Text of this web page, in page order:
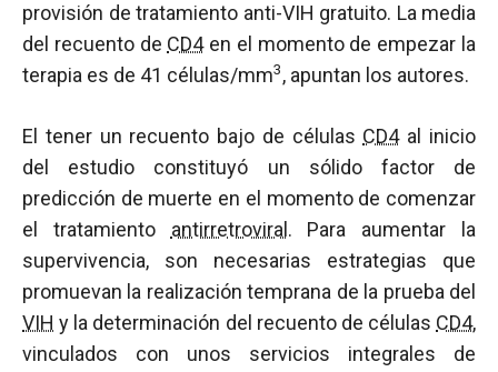
provisión de tratamiento anti-VIH gratuito. La media
del recuento de CD4en el momento de empezar la
terapia es de 41 células/mm3, apuntan los autores.
El tener un recuento bajo de células CD4al inicio
del estudio constituyó un sólido factor de
predicción de muerte en el momento de comenzar
el tratamiento antirretroviral . Para aumentar la
supervivencia, son necesarias estrategias que
promuevan la realización temprana de la prueba del
VIH y la determinación del recuento de células CD4,
vinculados con unos servicios integrales de